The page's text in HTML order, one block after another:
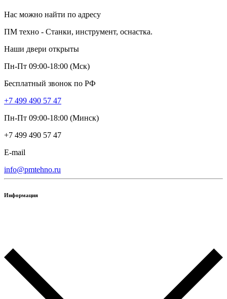
Нас можно найти по адресу
ПМ техно - Станки, инструмент, оснастка.
Наши двери открыты
Пн-Пт 09:00-18:00 (Мск)
Бесплатный звонок по РФ
+7 499 490 57 47
Пн-Пт 09:00-18:00 (Минск)
+7 499 490 57 47
E-mail
info@pmtehno.ru
Информация